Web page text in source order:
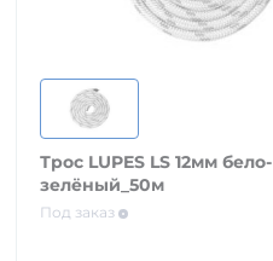
Трос LUPES LS 12мм бело-
зелёный_50м
Под заказ